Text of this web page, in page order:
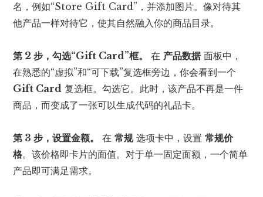
名，例如“Store Gift Card”，并添加图片。像对待其
他产品一样对待它，使其自然融入你的商品目录。
第 2 步，勾选“Gift Card”框。 在 产品数据面板中，
在熟悉的“虚拟”和“可下载”复选框旁边，你会看到一个
Gift Card 复选框。勾选它。此时，该产品不再是一件
商品，而变成了一张可以生成代码的礼品卡。
第 3 步，设置金额。 在常规选项卡中，设置常规价
格。该价格即卡片的面值。对于单一固定面额，一个简单
产品即可满足需求。